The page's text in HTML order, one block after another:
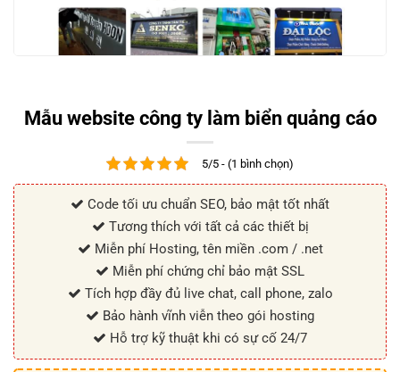
Mẫu website công ty làm biển quảng cáo
5/5 - (1 bình chọn)
Code tối ưu chuẩn SEO, bảo mật tốt nhất
Tương thích với tất cả các thiết bị
Miễn phí Hosting, tên miền .com / .net
Miễn phí chứng chỉ bảo mật SSL
Tích hợp đầy đủ live chat, call phone, zalo
Bảo hành vĩnh viễn theo gói hosting
Hỗ trợ kỹ thuật khi có sự cố 24/7